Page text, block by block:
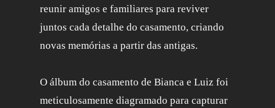
reunir amigos e familiares para reviver
juntos cada detalhe do casamento, criando
novas memórias a partir das antigas.
O álbum do casamento de Bianca e Luiz foi
meticulosamente diagramado para capturar